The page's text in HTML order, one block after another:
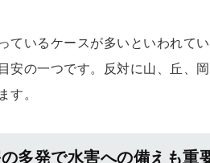
ているケースが多いといわれて
安の一つです。反対に山、丘、
す。
多発で水害への備えも重